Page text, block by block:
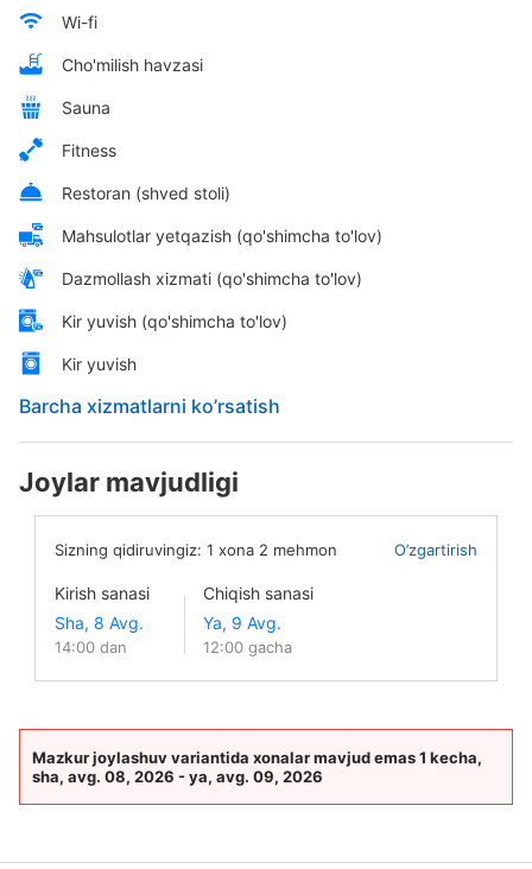
Wi-fi
Cho'milish havzasi
Sauna
Fitness
Restoran (shved stoli)
Mahsulotlar yetqazish (qo'shimcha to'lov)
Dazmollash xizmati (qo'shimcha to'lov)
Kir yuvish (qo'shimcha to'lov)
Kir yuvish
Barcha xizmatlarni ko’rsatish
Joylar mavjudligi
Sizning qidiruvingiz: 1 xona 2 mehmon O’zgartirish
Kirish sanasi
14:00 dan
Chiqish sanasi
12:00 gacha
Mazkur joylashuv variantida xonalar mavjud emas 1 kecha,
sha, avg. 08, 2026 - ya, avg. 09, 2026